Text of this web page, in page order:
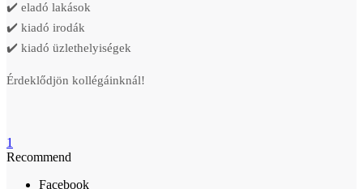
✔️ eladó lakások
✔️ kiadó irodák
✔️ kiadó üzlethelyiségek
Érdeklődjön kollégáinknál!
1
Recommend
Facebook